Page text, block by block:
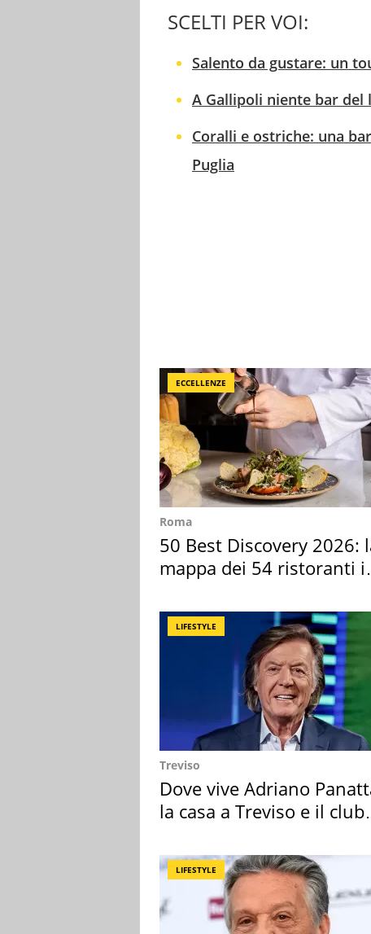
SCELTI PER VOI:
Salento da gustare: un
A Gallipoli niente bar del
Coralli e ostriche: una
Puglia
ECCELLENZE
Roma
50 Best Discovery 2026:
mappa dei 54 ristoranti
LIFESTYLE
Treviso
Dove vive Adriano
la casa a Treviso e il club
LIFESTYLE